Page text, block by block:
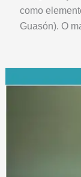
como
Guasón). O